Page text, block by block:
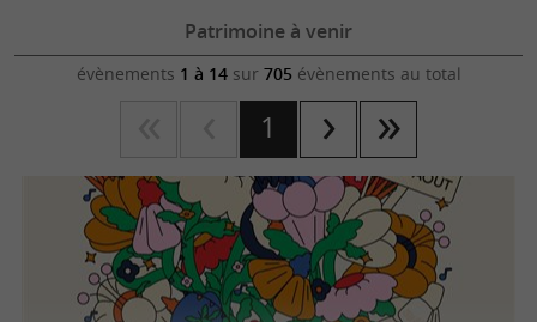
Patrimoine à venir
évènements 1 à 14sur 705 évènements au total
1